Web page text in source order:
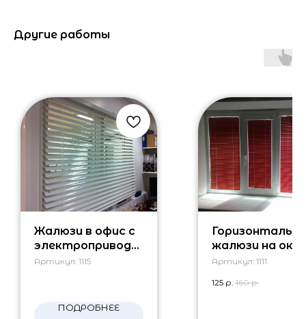
Другие работы
Жалюзи в офис с
электроприводо
м
Артикул: 1115
ПОДРОБНЕЕ
жалюзи на
Артикул: 1111
125 р. 160 р.